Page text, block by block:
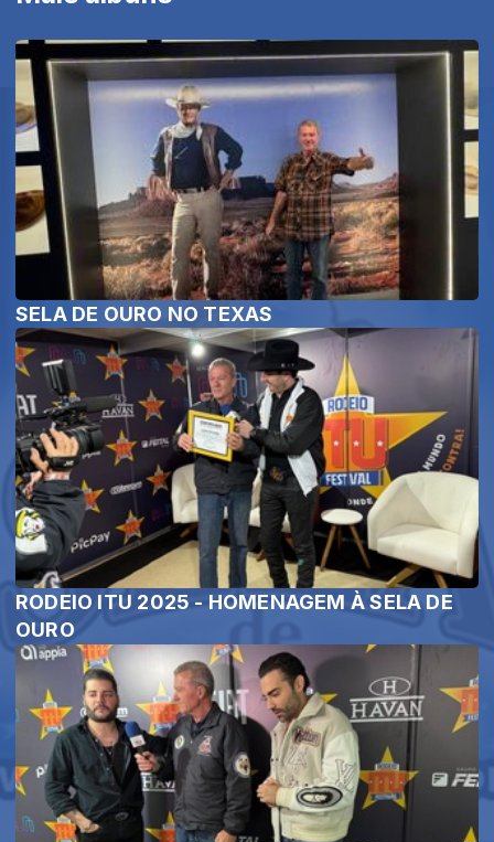
SELA DE OURO NO TEXAS
RODEIO ITU 2025 - HOMENAGEM À SELA DE
OURO